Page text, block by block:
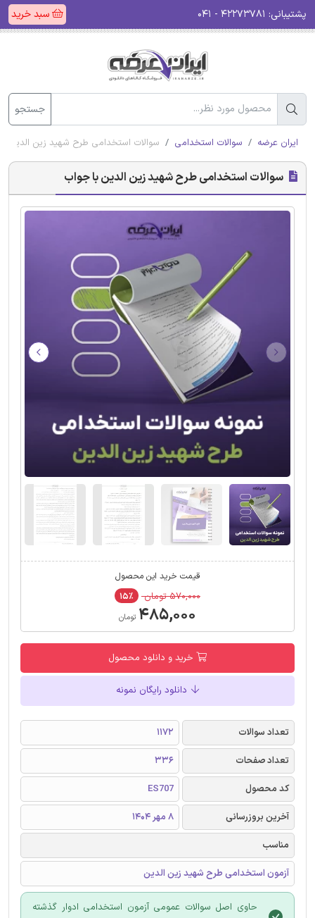
پشتیبانی: سبد خرید
جستجو
ایران عرضه سوالات استخدامی سوالات استخدامی طرح شهید زین الدین
سوالات استخدامی طرح شهید زین الدین با جواب
قیمت خرید این محصول
۵۷۰,۰۰۰ تومان ۱۵٪
۴۸۵,۰۰۰ تومان
خرید و دانلود محصول
دانلود رایگان نمونه
تعداد سوالات
1172
تعداد صفحات
336
کد محصول
ES707
آخرین بروزرسانی
8 مهر 1404
مناسب
آزمون استخدامی طرح شهید زین الدین
حاوی اصل سوالات عمومی آزمون استخدامی ادوار گذشته